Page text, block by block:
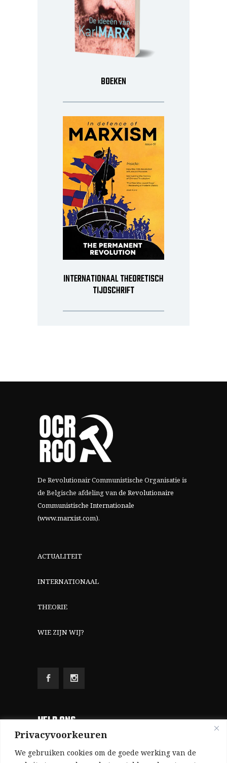
Privacyvoorkeuren
We gebruiken cookies om de goede werking van de
BOEKEN
INTERNATIONAAL THEORETISCH
TIJDSCHRIFT
De Revolutionair Communistische Organisatie is
de Belgische afdeling van de Revolutionaire
Communistische Internationale
(www.marxist.com).
ACTUALITEIT
INTERNATIONAAL
THEORIE
WIE ZIJN WIJ?
HELP ONS
Aangezien we volledig zelf gefinancierd zijn